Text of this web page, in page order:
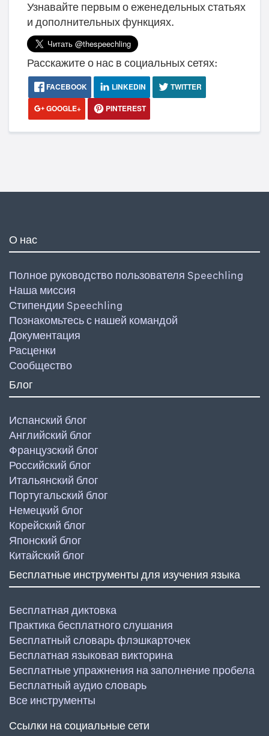
Узнавайте первым о еженедельных статьях
и дополнительных функциях.
Расскажите о нас в социальных сетях:
FACEBOOK LINKEDIN
TWITTER
GOOGLE+
PINTEREST
О нас
Полное руководство пользователя Speechling
Наша миссия
Стипендии Speechling
Познакомьтесь с нашей командой
Документация
Расценки
Сообщество
Блог
Испанский блог
Английский блог
Французский блог
Российский блог
Итальянский блог
Португальский блог
Немецкий блог
Корейский блог
Японский блог
Китайский блог
Бесплатные инструменты для изучения языка
Бесплатная диктовка
Практика бесплатного слушания
Бесплатный словарь флэшкарточек
Бесплатная языковая викторина
Бесплатные упражнения на заполнение пробела
Бесплатный аудио словарь
Все инструменты
Ссылки на социальные сети